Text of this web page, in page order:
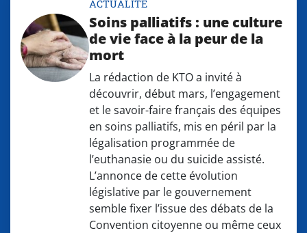
ACTUALITÉ
Soins palliatifs : une culture
de vie face à la peur de la
mort
La rédaction de KTO a invité à
découvrir, début mars, l’engagement
et le savoir-faire français des équipes
en soins palliatifs, mis en péril par la
légalisation programmée de
l’euthanasie ou du suicide assisté.
L’annonce de cette évolution
législative par le gouvernement
semble fixer l’issue des débats de la
Convention citoyenne ou même ceux